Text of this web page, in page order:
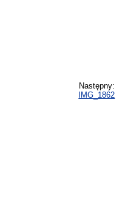
Następny:
IMG_1862